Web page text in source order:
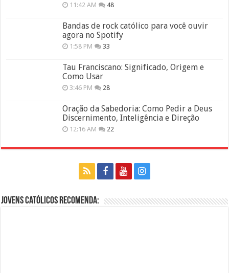
11:42 AM 48
Bandas de rock católico para você ouvir
agora no Spotify
1:58 PM 33
Tau Franciscano: Significado, Origem e
Como Usar
3:46 PM 28
Oração da Sabedoria: Como Pedir a Deus
Discernimento, Inteligência e Direção
12:16 AM 22
Jovens Católicos Recomenda: